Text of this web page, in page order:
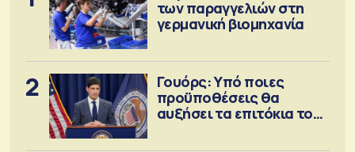
των παραγγελιών στη
γερμανική βιομηχανία
2
Γουόρς: Υπό ποιες
προϋποθέσεις θα
αυξήσει τα επιτόκια τον